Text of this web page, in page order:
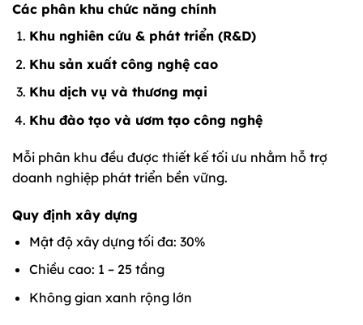
Các phân khu chức năng chính
Khu nghiên cứu & phát triển (R&D)
Khu sản xuất công nghệ cao
Khu dịch vụ và thương mại
Khu đào tạo và ươm tạo công nghệ
Mỗi phân khu đều được thiết kế tối ưu nhằm hỗ trợ
doanh nghiệp phát triển bền vững.
Quy định xây dựng
Mật độ xây dựng tối đa: 30%
Chiều cao: 1 – 25 tầng
Không gian xanh rộng lớn